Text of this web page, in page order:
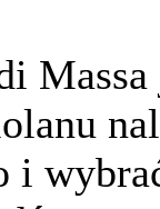
Massa
i